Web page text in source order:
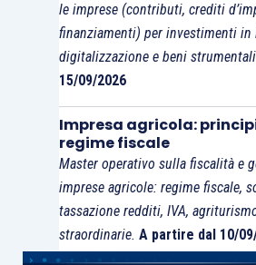
le imprese (contributi, crediti
finanziamenti) per investimenti in
digitalizzazione e beni
15/09/2026
Impresa agricola:
regime fiscale
Master operativo sulla fiscalità e
imprese agricole: regime fiscale,
tassazione redditi, IVA,
straordinarie. A partire dal 10/